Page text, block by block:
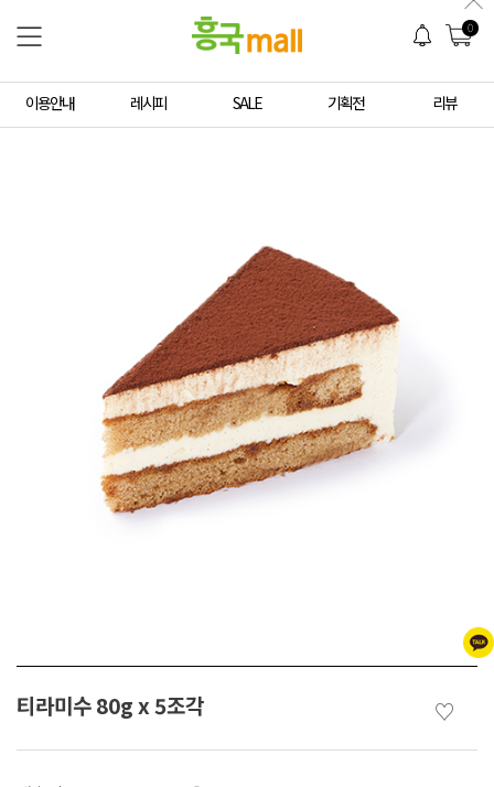
0
이용안내 레시피 SALE 기획전 리뷰
티라미수 80g x 5조각 ♡